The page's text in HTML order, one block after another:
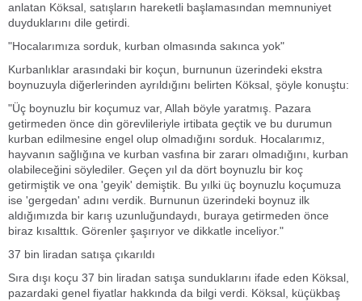
anlatan Köksal, satışların hareketli başlamasından memnuniyet
duyduklarını dile getirdi.
"Hocalarımıza sorduk, kurban olmasında sakınca yok"
Kurbanlıklar arasındaki bir koçun, burnunun üzerindeki ekstra
boynuzuyla diğerlerinden ayrıldığını belirten Köksal, şöyle konuştu:
"Üç boynuzlu bir koçumuz var, Allah böyle yaratmış. Pazara
getirmeden önce din görevlileriyle irtibata geçtik ve bu durumun
kurban edilmesine engel olup olmadığını sorduk. Hocalarımız,
hayvanın sağlığına ve kurban vasfına bir zararı olmadığını, kurban
olabileceğini söylediler. Geçen yıl da dört boynuzlu bir koç
getirmiştik ve ona 'geyik' demiştik. Bu yılki üç boynuzlu koçumuza
ise 'gergedan' adını verdik. Burnunun üzerindeki boynuz ilk
aldığımızda bir karış uzunluğundaydı, buraya getirmeden önce
biraz kısalttık. Görenler şaşırıyor ve dikkatle inceliyor."
37 bin liradan satışa çıkarıldı
Sıra dışı koçu 37 bin liradan satışa sunduklarını ifade eden Köksal,
pazardaki genel fiyatlar hakkında da bilgi verdi. Köksal, küçükbaş